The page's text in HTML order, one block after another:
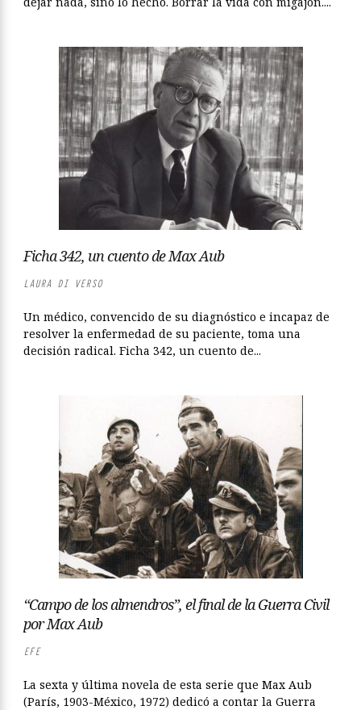
Ficha 342, un cuento de Max Aub
LAURA DI VERSO
Un médico, convencido de su diagnóstico e incapaz de
resolver la enfermedad de su paciente, toma una
decisión radical. Ficha 342, un cuento de...
“Campo de los almendros”, el final de la Guerra Civil
por Max Aub
EFE
La sexta y última novela de esta serie que Max Aub
(París, 1903-México, 1972) dedicó a contar la Guerra